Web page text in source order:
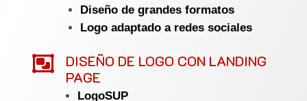
Diseño de grandes formatos
Logo adaptado a redes sociales

DISEÑO DE LOGO CON LANDING
PAGE
LogoSUP